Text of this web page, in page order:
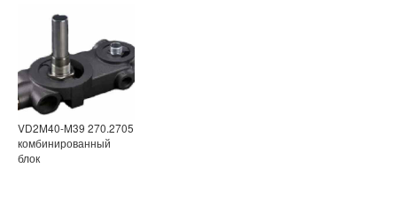
VD2M40-M39 270.2705
комбинированный
блок